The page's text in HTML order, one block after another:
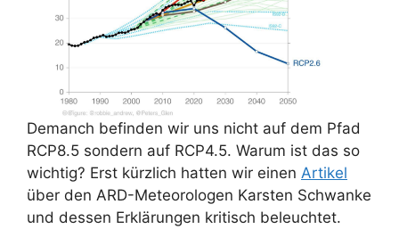
Demanch befinden wir uns nicht auf dem Pfad
RCP8.5 sondern auf RCP4.5. Warum ist das so
wichtig? Erst kürzlich hatten wir einen Artikel
über den ARD-Meteorologen Karsten Schwanke
und dessen Erklärungen kritisch beleuchtet.